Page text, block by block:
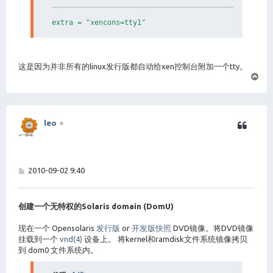
extra = "xencons=tty1"
这是因为并非所有的linux发行版都自动给xen控制台附加一个tty。
leo
帖
2010-09-02 9:40
创建一个无特权的Solaris domain (DomU)
现在一个 Opensolaris 发行版 or 开发版快照 DVD镜像。将DVD镜像
挂载到一个 vnd(4) 设备上。 将kernel和ramdisk文件系统镜像拷贝
到 dom0 文件系统内。